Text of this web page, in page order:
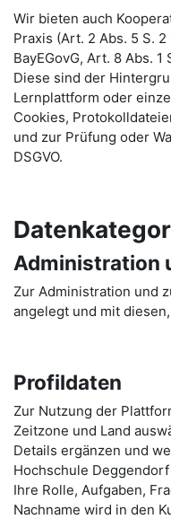
Wir bieten auch
Praxis (Art. 2 Abs. 5 S.
BayEGovG, Art. 8 Abs.
Diese sind der
Lernplattform oder
Cookies,
und zur Prüfung oder
DSGVO.
Administration
Zur Administration und
angelegt und mit
Profildaten
Zur Nutzung der
Zeitzone und Land
Details ergänzen und
Hochschule
Ihre Rolle, Aufgaben,
Nachname wird in den